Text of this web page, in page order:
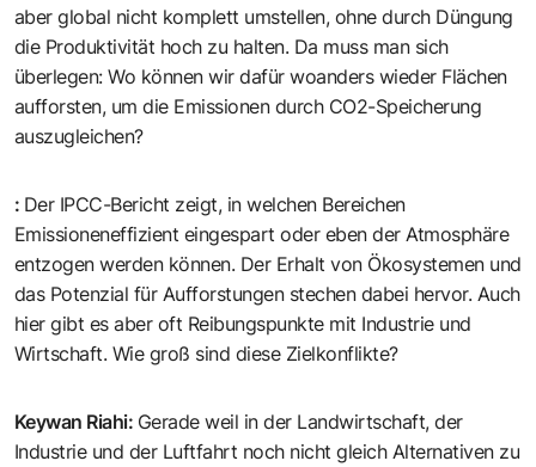
aber global nicht komplett umstellen, ohne durch Düngung
die Produktivität hoch zu halten. Da muss man sich
überlegen: Wo können wir dafür woanders wieder Flächen
aufforsten, um die Emissionen durch CO2-Speicherung
auszugleichen?
: Der IPCC-Bericht zeigt, in welchen Bereichen
Emissioneneffizient eingespart oder eben der Atmosphäre
entzogen werden können. Der Erhalt von Ökosystemen und
das Potenzial für Aufforstungen stechen dabei hervor. Auch
hier gibt es aber oft Reibungspunkte mit Industrie und
Wirtschaft. Wie groß sind diese Zielkonflikte?
Keywan Riahi: Gerade weil in der Landwirtschaft, der
Industrie und der Luftfahrt noch nicht gleich Alternativen zu